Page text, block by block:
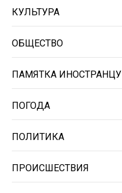
КУЛЬТУРА
ОБЩЕСТВО
ПАМЯТКА ИНОСТРАНЦУ
ПОГОДА
ПОЛИТИКА
ПРОИСШЕСТВИЯ